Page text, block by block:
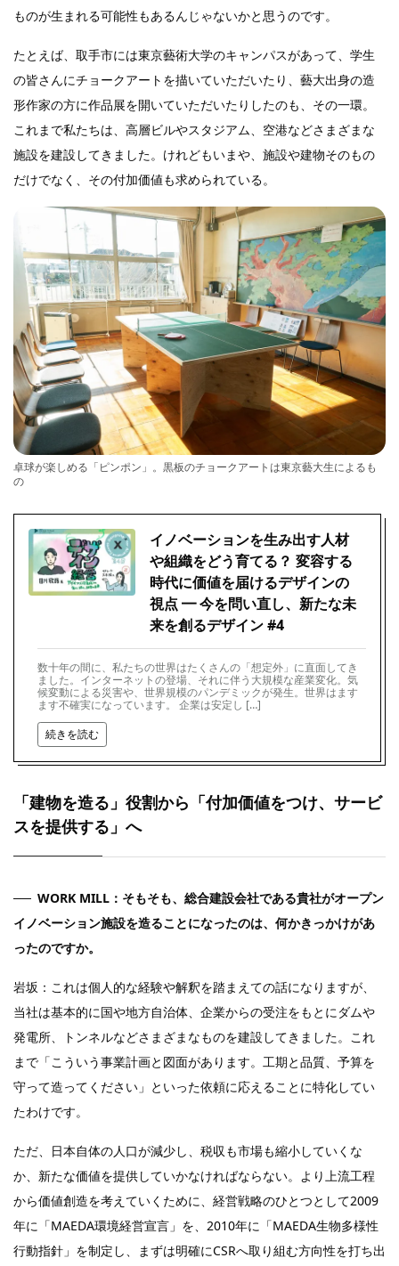
ものが生まれる可能性もあるんじゃないかと思うのです。
たとえば、取手市には東京藝術大学のキャンパスがあって、学生
の皆さんにチョークアートを描いていただいたり、藝大出身の造
形作家の方に作品展を開いていただいたりしたのも、その一環。
これまで私たちは、高層ビルやスタジアム、空港などさまざまな
施設を建設してきました。けれどもいまや、施設や建物そのもの
だけでなく、その付加価値も求められている。
卓球が楽しめる「ピンポン」。黒板のチョークアートは東京藝大生によるも
の
イノベーションを生み出す人材
や組織をどう育てる？ 変容する
時代に価値を届けるデザインの
視点 ━ 今を問い直し、新たな未
来を創るデザイン #4
数十年の間に、私たちの世界はたくさんの「想定外」に直面してき
ました。インターネットの登場、それに伴う大規模な産業変化。気
候変動による災害や、世界規模のパンデミックが発生。世界はます
ます不確実になっています。 企業は安定し […]
続きを読む
「建物を造る」役割から「付加価値をつけ、サービ
スを提供する」へ
WORK MILL：そもそも、総合建設会社である貴社がオープン
イノベーション施設を造ることになったのは、何かきっかけがあ
ったのですか。
岩坂：これは個人的な経験や解釈を踏まえての話になりますが、
当社は基本的に国や地方自治体、企業からの受注をもとにダムや
発電所、トンネルなどさまざまなものを建設してきました。これ
まで「こういう事業計画と図面があります。工期と品質、予算を
守って造ってください」といった依頼に応えることに特化してい
たわけです。
ただ、日本自体の人口が減少し、税収も市場も縮小していくな
か、新たな価値を提供していかなければならない。より上流工程
から価値創造を考えていくために、経営戦略のひとつとして2009
年に「MAEDA環境経営宣言」を、2010年に「MAEDA生物多様性
行動指針」を制定し、まずは明確にCSRへ取り組む方向性を打ち出